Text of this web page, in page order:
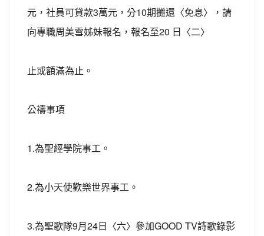
元，社員可貸款3萬元，分10期攤還〈免息〉，請
向專職周美雪姊妹報名，報名至20 日〈二〉
止或額滿為止。
公禱事項
1.為聖經學院事工。
2.為小天使歡樂世界事工。
3.為聖歌隊9月24日〈六〉參加GOOD TV詩歌錄影